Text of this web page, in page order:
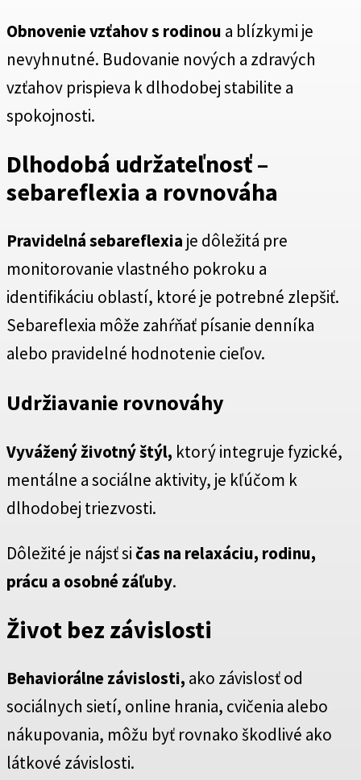
Obnovenie vzťahov s rodinou a blízkymi je
nevyhnutné. Budovanie nových a zdravých
vzťahov prispieva k dlhodobej stabilite a
spokojnosti.
Dlhodobá udržateľnosť –
sebareflexia a rovnováha
Pravidelná sebareflexia je dôležitá pre
monitorovanie vlastného pokroku a
identifikáciu oblastí, ktoré je potrebné zlepšiť.
Sebareflexia môže zahŕňať písanie denníka
alebo pravidelné hodnotenie cieľov.
Udržiavanie rovnováhy
Vyvážený životný štýl, ktorý integruje fyzické,
mentálne a sociálne aktivity, je kľúčom k
dlhodobej triezvosti.
Dôležité je nájsť sičas na relaxáciu, rodinu,
prácu a osobné záľuby.
Život bez závislosti
Behaviorálne závislosti, ako závislosť od
sociálnych sietí, online hrania, cvičenia alebo
nákupovania, môžu byť rovnako škodlivé ako
látkové závislosti.